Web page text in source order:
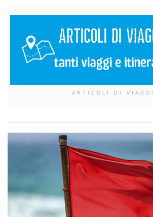
ARTICOLI DI VIAGGI